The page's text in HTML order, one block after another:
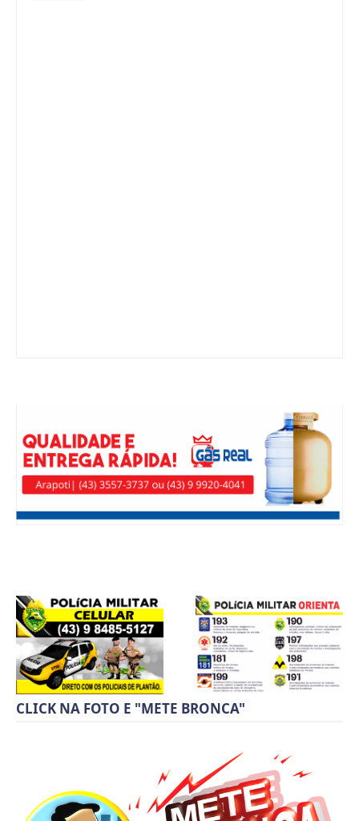
CLICK NA FOTO E "METE BRONCA"